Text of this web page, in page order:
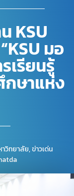
KSU
มอ
เรียนรู้
กษาแห่ง
าวิทยาลัย,ข่าวเด่น